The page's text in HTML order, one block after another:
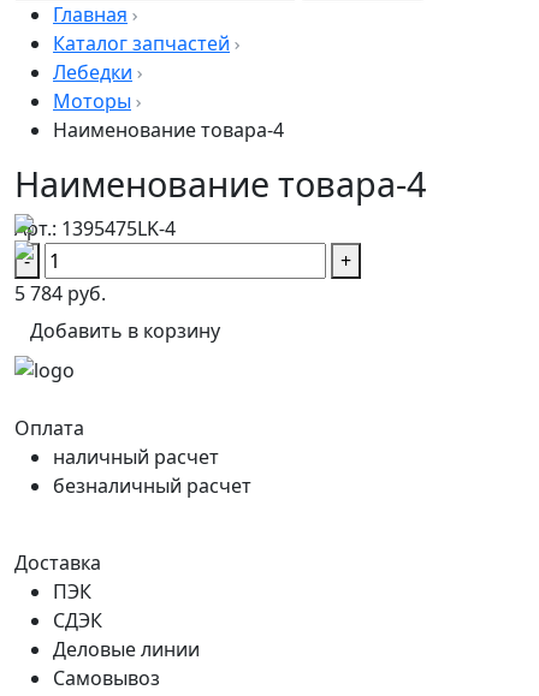
Главная
Каталог запчастей
Лебедки
Моторы
Наименование товара-4
Наименование товара-4
Арт.: 1395475LK-4
-
+
5 784 руб.
Добавить в корзину
Оплата
наличный расчет
безналичный расчет
Доставка
ПЭК
СДЭК
Деловые линии
Самовывоз